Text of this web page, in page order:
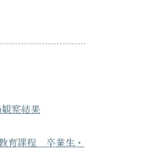
察結果
育課程 卒業生・